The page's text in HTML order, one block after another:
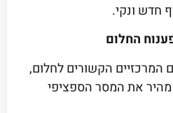
חדש ונקי.
החלום
המרכזיים הקשורים לחלום,
מהיר את המסר הספציפי